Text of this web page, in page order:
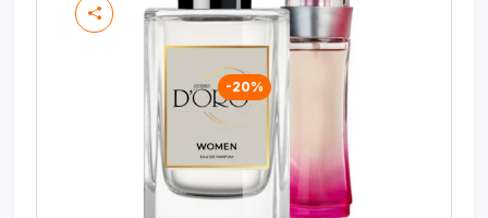
-20%